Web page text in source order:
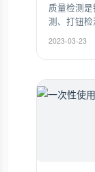
质量检测
测、打钮
2023-03-23